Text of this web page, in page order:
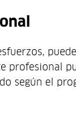
profesional
según el